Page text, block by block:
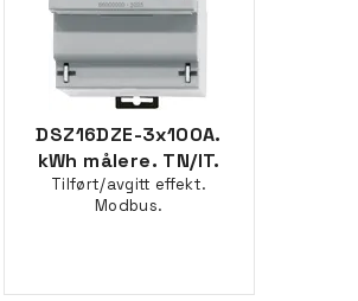
DSZ16DZE-3x100A.
kWh målere. TN/IT.
Tilført/avgitt effekt.
Modbus.